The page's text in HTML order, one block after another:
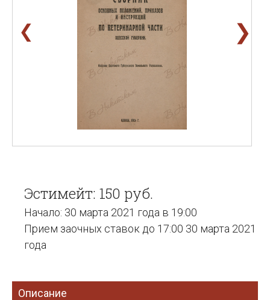
❮ ❯
Эстимейт: 150 руб.
Начало: 30 марта 2021 года в 19:00
Прием заочных ставок до 17:00 30 марта 2021
года
Описание